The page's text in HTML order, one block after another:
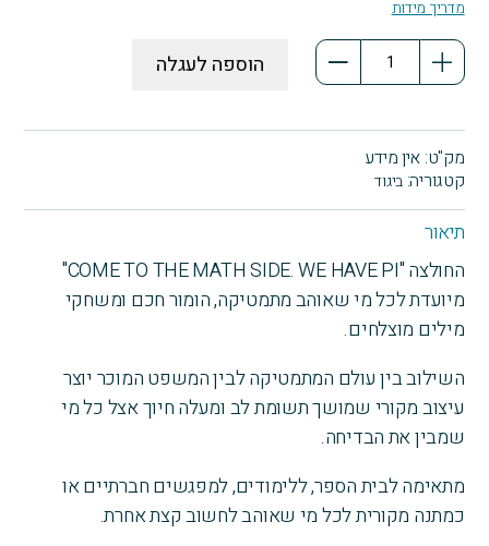
מדריך מידות
כמות
טריקו
שרוול
קצר
-
לבן
הוספה לעגלה
תיאור
החולצה "COME TO THE MATH SIDE. WE HAVE PI"
מיועדת לכל מי שאוהב מתמטיקה, הומור חכם ומשחקי
מילים מוצלחים.
השילוב בין עולם המתמטיקה לבין המשפט המוכר יוצר
עיצוב מקורי שמושך תשומת לב ומעלה חיוך אצל כל מי
שמבין את הבדיחה.
מתאימה לבית הספר, ללימודים, למפגשים חברתיים או
כמתנה מקורית לכל מי שאוהב לחשוב קצת אחרת.
מק"ט: אין מידע
קטגוריה: ביגוד